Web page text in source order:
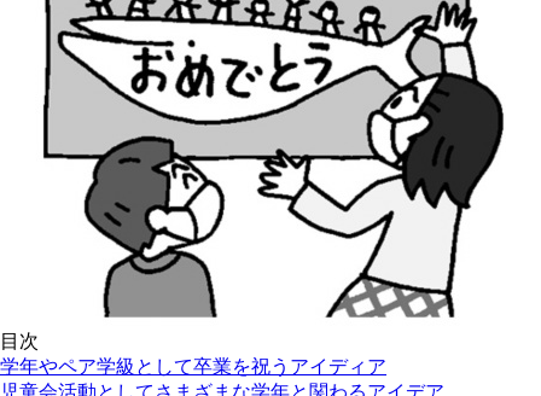
目次
学年やペア学級として卒業を祝うアイディア
児童会活動としてさまざまな学年と関わるアイデア